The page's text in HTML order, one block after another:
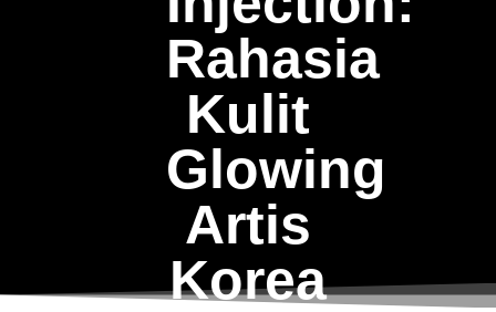
Rahasia
Kulit
Glowing
Artis
Korea